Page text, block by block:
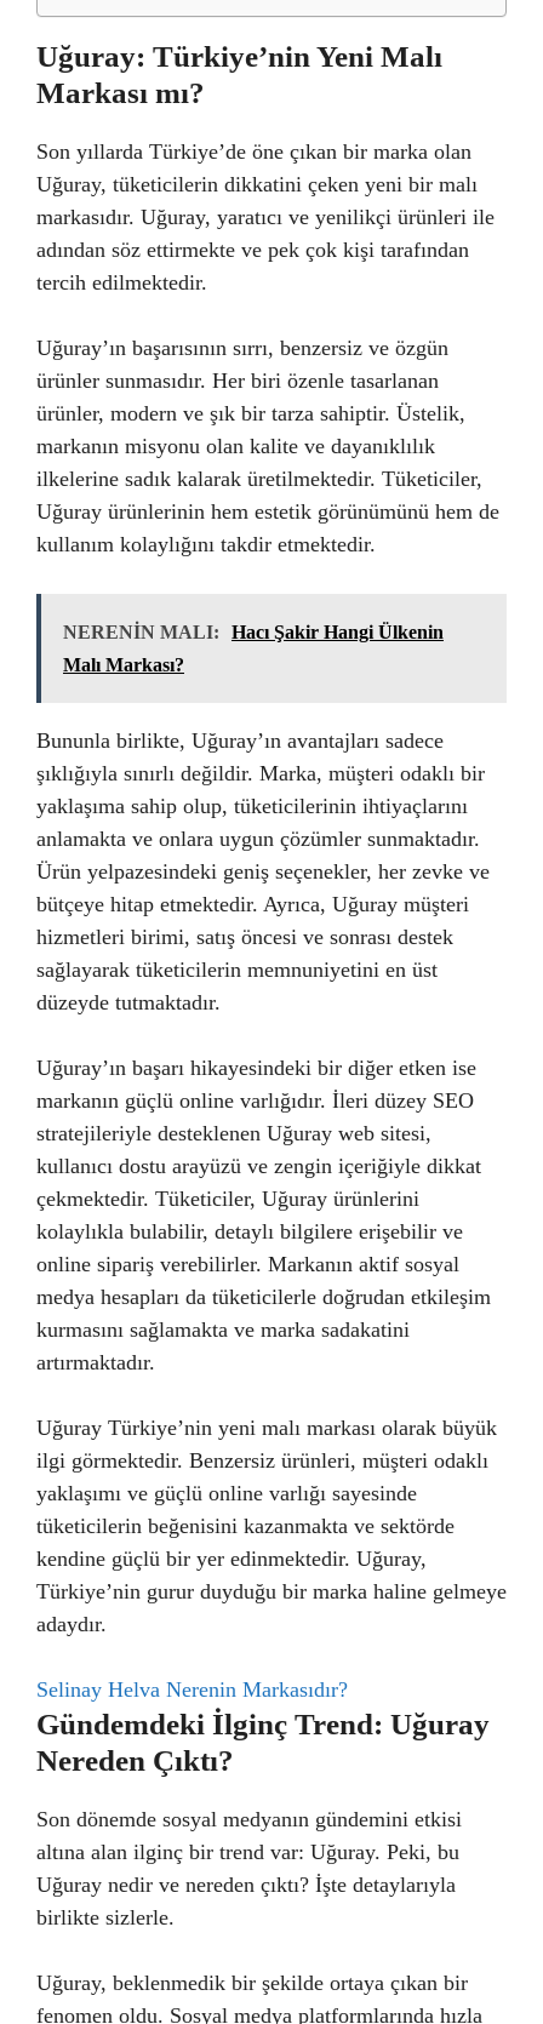
Uğuray: Türkiye’nin Yeni Malı
Markası mı?
Son yıllarda Türkiye’de öne çıkan bir marka olan
Uğuray, tüketicilerin dikkatini çeken yeni bir malı
markasıdır. Uğuray, yaratıcı ve yenilikçi ürünleri ile
adından söz ettirmekte ve pek çok kişi tarafından
tercih edilmektedir.
Uğuray’ın başarısının sırrı, benzersiz ve özgün
ürünler sunmasıdır. Her biri özenle tasarlanan
ürünler, modern ve şık bir tarza sahiptir. Üstelik,
markanın misyonu olan kalite ve dayanıklılık
ilkelerine sadık kalarak üretilmektedir. Tüketiciler,
Uğuray ürünlerinin hem estetik görünümünü hem de
kullanım kolaylığını takdir etmektedir.
NERENİN MALI:
Hacı Şakir Hangi Ülkenin
Malı Markası?
Bununla birlikte, Uğuray’ın avantajları sadece
şıklığıyla sınırlı değildir. Marka, müşteri odaklı bir
yaklaşıma sahip olup, tüketicilerinin ihtiyaçlarını
anlamakta ve onlara uygun çözümler sunmaktadır.
Ürün yelpazesindeki geniş seçenekler, her zevke ve
bütçeye hitap etmektedir. Ayrıca, Uğuray müşteri
hizmetleri birimi, satış öncesi ve sonrası destek
sağlayarak tüketicilerin memnuniyetini en üst
düzeyde tutmaktadır.
Uğuray’ın başarı hikayesindeki bir diğer etken ise
markanın güçlü online varlığıdır. İleri düzey SEO
stratejileriyle desteklenen Uğuray web sitesi,
kullanıcı dostu arayüzü ve zengin içeriğiyle dikkat
çekmektedir. Tüketiciler, Uğuray ürünlerini
kolaylıkla bulabilir, detaylı bilgilere erişebilir ve
online sipariş verebilirler. Markanın aktif sosyal
medya hesapları da tüketicilerle doğrudan etkileşim
kurmasını sağlamakta ve marka sadakatini
artırmaktadır.
Uğuray Türkiye’nin yeni malı markası olarak büyük
ilgi görmektedir. Benzersiz ürünleri, müşteri odaklı
yaklaşımı ve güçlü online varlığı sayesinde
tüketicilerin beğenisini kazanmakta ve sektörde
kendine güçlü bir yer edinmektedir. Uğuray,
Türkiye’nin gurur duyduğu bir marka haline gelmeye
adaydır.
Selinay Helva Nerenin Markasıdır?
Gündemdeki İlginç Trend: Uğuray
Nereden Çıktı?
Son dönemde sosyal medyanın gündemini etkisi
altına alan ilginç bir trend var: Uğuray. Peki, bu
Uğuray nedir ve nereden çıktı? İşte detaylarıyla
birlikte sizlerle.
Uğuray, beklenmedik bir şekilde ortaya çıkan bir
fenomen oldu. Sosyal medya platformlarında hızla